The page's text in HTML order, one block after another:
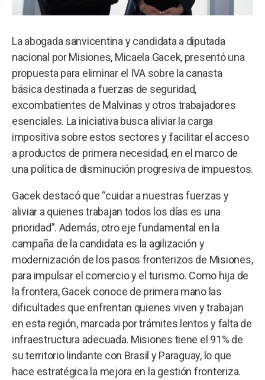
La abogada sanvicentina y candidata a diputada
nacional por Misiones, Micaela Gacek, presentó una
propuesta para eliminar el IVA sobre la canasta
básica destinada a fuerzas de seguridad,
excombatientes de Malvinas y otros trabajadores
esenciales. La iniciativa busca aliviar la carga
impositiva sobre estos sectores y facilitar el acceso
a productos de primera necesidad, en el marco de
una política de disminución progresiva de impuestos.
Gacek destacó que “cuidar a nuestras fuerzas y
aliviar a quienes trabajan todos los días es una
prioridad”. Además, otro eje fundamental en la
campaña de la candidata es la agilización y
modernización de los pasos fronterizos de Misiones,
para impulsar el comercio y el turismo. Como hija de
la frontera, Gacek conoce de primera mano las
dificultades que enfrentan quienes viven y trabajan
en esta región, marcada por trámites lentos y falta de
infraestructura adecuada. Misiones tiene el 91% de
su territorio lindante con Brasil y Paraguay, lo que
hace estratégica la mejora en la gestión fronteriza.